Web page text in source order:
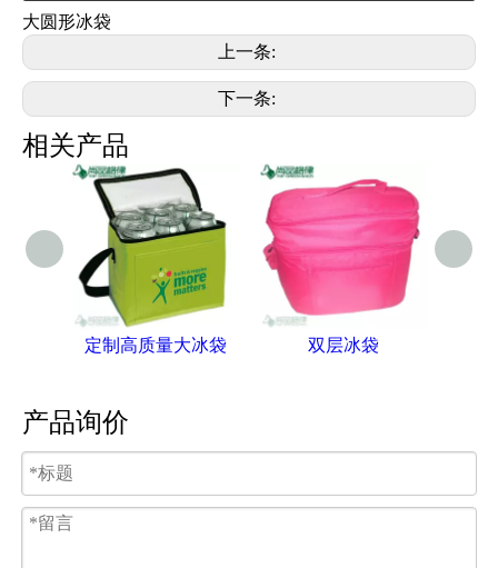
大圆形冰袋
上一条:
下一条:
相关产品
定制高质量大冰袋 双层冰袋
产品询价